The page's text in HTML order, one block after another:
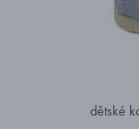
dětské